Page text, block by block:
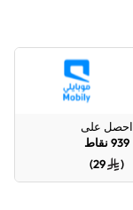
احصل على
939 نقاط
(
29
)